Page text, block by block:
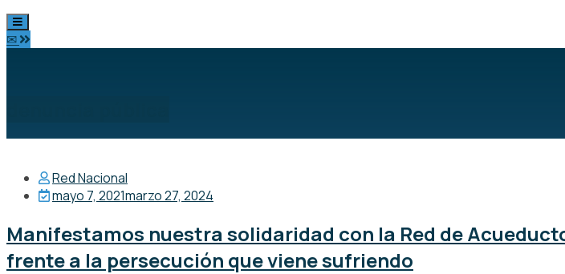
✉
Red Nacional
mayo 7, 2021marzo 27, 2024
Manifestamos nuestra solidaridad con la Red de
frente a la persecución que viene sufriendo